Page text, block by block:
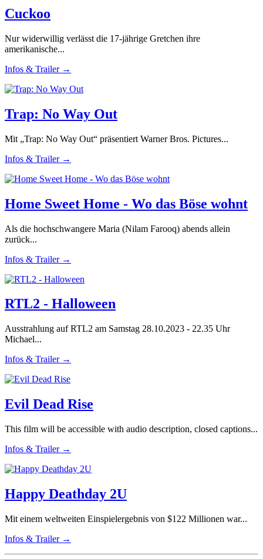
Cuckoo
Nur widerwillig verlässt die 17-jährige Gretchen ihre
amerikanische...
Infos & Trailer →
Trap: No Way Out
Mit „Trap: No Way Out“ präsentiert Warner Bros. Pictures...
Infos & Trailer →
Home Sweet Home - Wo das Böse wohnt
Als die hochschwangere Maria (Nilam Farooq) abends allein
zurück...
Infos & Trailer →
RTL2 - Halloween
Ausstrahlung auf RTL2 am Samstag 28.10.2023 - 22.35 Uhr
Michael...
Infos & Trailer →
Evil Dead Rise
This film will be accessible with audio description, closed captions...
Infos & Trailer →
Happy Deathday 2U
Mit einem weltweiten Einspielergebnis von $122 Millionen war...
Infos & Trailer →